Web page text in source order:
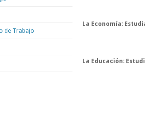
La Economía:
La Educación:
de Trabajo